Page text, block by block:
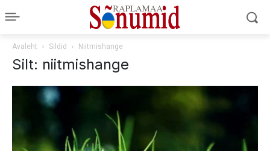
Avaleht Sildid Niitmishange
Silt: niitmishange